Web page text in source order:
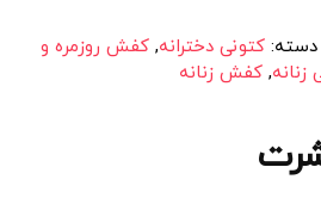
دسته: کتونی دخترانه, کفش روزمره و
زنانه, کفش زنانه